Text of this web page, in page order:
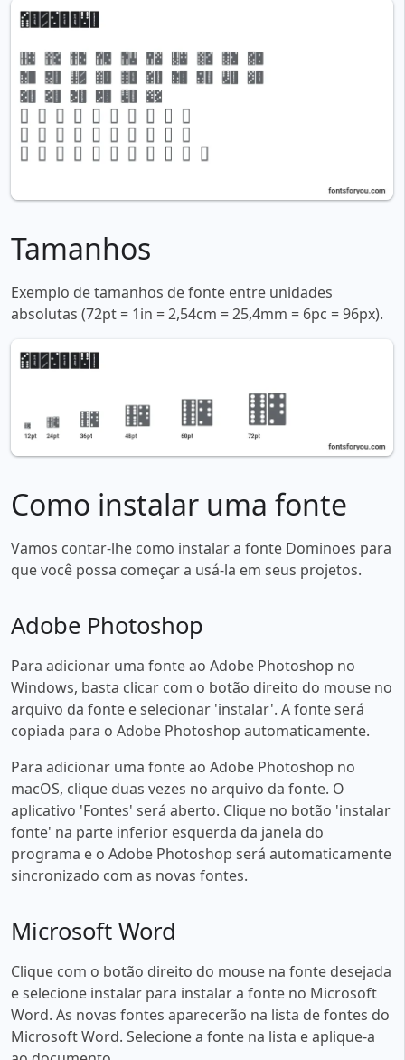
Tamanhos
Exemplo de tamanhos de fonte entre unidades
absolutas (72pt = 1in = 2,54cm = 25,4mm = 6pc = 96px).
Como instalar uma fonte
Vamos contar-lhe como instalar a fonte Dominoes para
que você possa começar a usá-la em seus projetos.
Adobe Photoshop
Para adicionar uma fonte ao Adobe Photoshop no
Windows, basta clicar com o botão direito do mouse no
arquivo da fonte e selecionar 'instalar'. A fonte será
copiada para o Adobe Photoshop automaticamente.
Para adicionar uma fonte ao Adobe Photoshop no
macOS, clique duas vezes no arquivo da fonte. O
aplicativo 'Fontes' será aberto. Clique no botão 'instalar
fonte' na parte inferior esquerda da janela do
programa e o Adobe Photoshop será automaticamente
sincronizado com as novas fontes.
Microsoft Word
Clique com o botão direito do mouse na fonte desejada
e selecione instalar para instalar a fonte no Microsoft
Word. As novas fontes aparecerão na lista de fontes do
Microsoft Word. Selecione a fonte na lista e aplique-a